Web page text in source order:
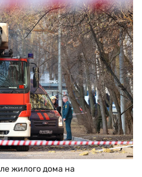
жилого дома на